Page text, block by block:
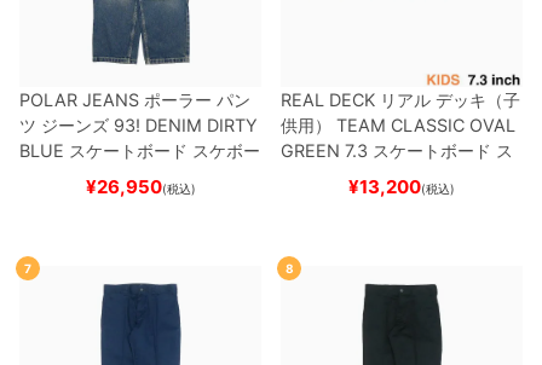
POLAR JEANS ポーラー パン
ツ ジーンズ 93! DENIM DIRTY
BLUE スケートボード スケボー
¥26,950(税込)
REAL DECK リアル デッキ（子
供用）
TEAM CLASSIC OVAL
GREEN 7.3 スケートボード ス
¥13,200(税込)
7 8